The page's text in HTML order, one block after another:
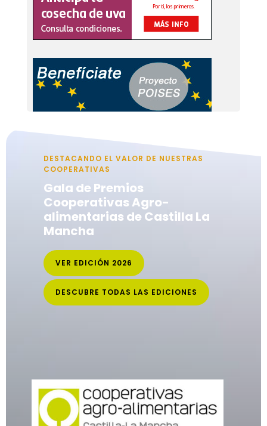
DESTACANDO EL VALOR DE NUESTRAS
COOPERATIVAS
Gala de Premios
Cooperativas Agro-
alimentarias de Castilla La
Mancha
VER EDICIÓN 2026
DESCUBRE TODAS LAS EDICIONES